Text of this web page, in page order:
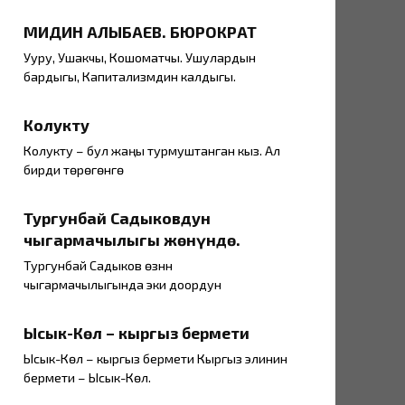
МИДИН АЛЫБАЕВ. БЮРОКРАТ
Ууру, Ушакчы, Кошоматчы. Ушулардын
бардыгы, Капитализмдин калдыгы.
Колукту
Колукту – бул жаңы турмуштанган кыз. Ал
бирди төрөгөнгө
Тургунбай Садыковдун
чыгармачылыгы жөнүндө.
Тургунбай Садыков өзүнүн
чыгармачылыгында эки доордун
Ысык-Көл – кыргыз бермети
Ысык-Көл – кыргыз бермети Кыргыз элинин
бермети – Ысык-Көл.